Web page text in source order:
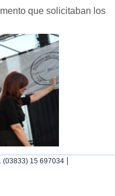
que solicitaban los
(03833) 15 697034 |